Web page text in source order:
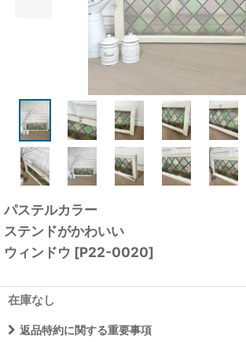
パステルカラー
ステンドがかわいい
ウィンドウ [P22-0020]
在庫なし
返品特約に関する重要事項